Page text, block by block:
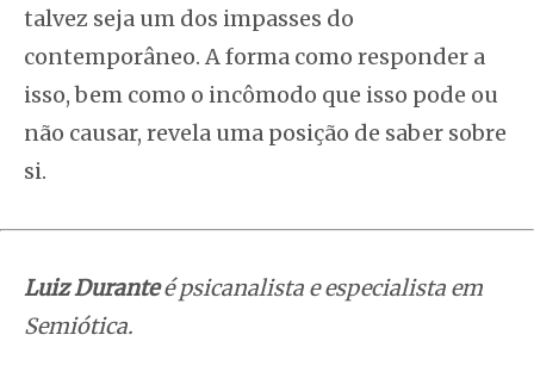
talvez seja um dos impasses do
contemporâneo. A forma como responder a
isso, bem como o incômodo que isso pode ou
não causar, revela uma posição de saber sobre
si.
Luiz Duranteé psicanalista e especialista em
Semiótica.